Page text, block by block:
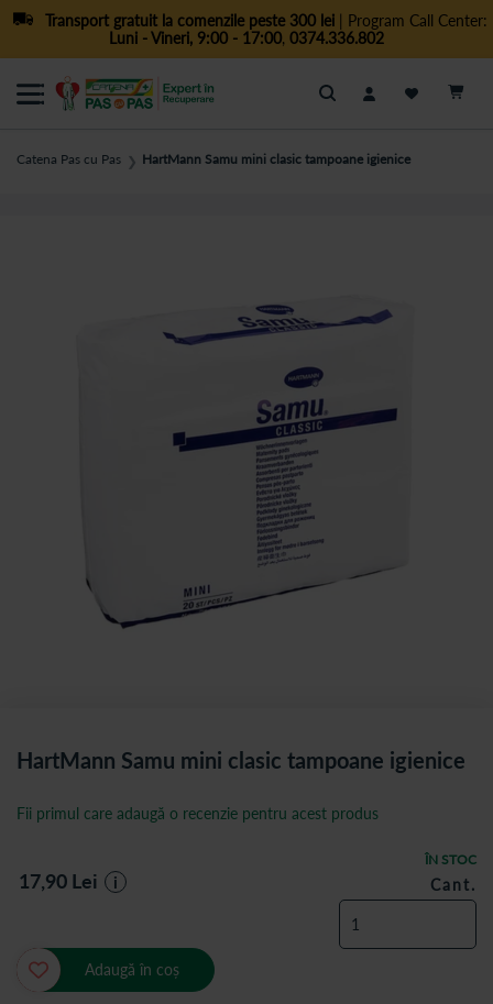
Transport gratuit la comenzile peste 300 lei| Program Call Center:
Luni - Vineri, 9:00 - 17:00, 0374.336.802
Cautare
Catena Pas cu Pas ❯ HartMann Samu mini clasic tampoane igienice
HartMann Samu mini clasic tampoane igienice
ÎN STOC
Fii primul care adaugă o recenzie pentru acest produs
17,90 Lei i Cant.
Adaugă în coș